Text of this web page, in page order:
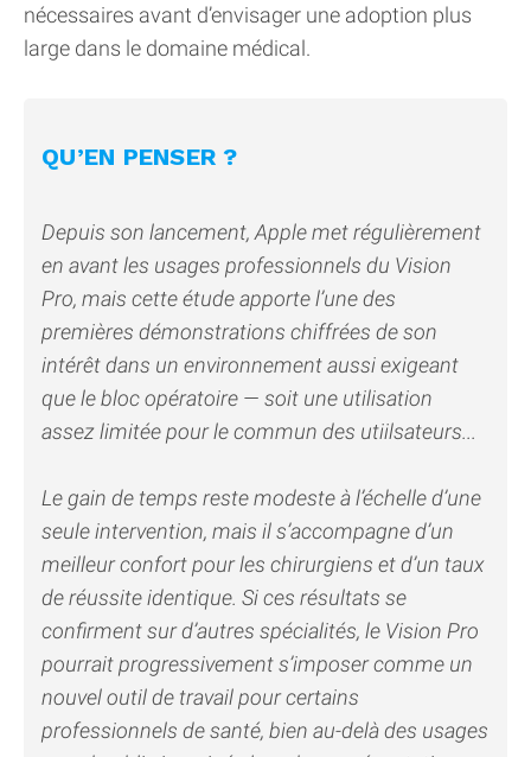
nécessaires avant d’envisager une adoption plus
large dans le domaine médical.
QU’EN PENSER ?
Depuis son lancement, Apple met régulièrement
en avant les usages professionnels du Vision
Pro, mais cette étude apporte l’une des
premières démonstrations chiffrées de son
intérêt dans un environnement aussi exigeant
que le bloc opératoire — soit une utilisation
assez limitée pour le commun des utiilsateurs...
Le gain de temps reste modeste à l’échelle d’une
seule intervention, mais il s’accompagne d’un
meilleur confort pour les chirurgiens et d’un taux
de réussite identique. Si ces résultats se
confirment sur d’autres spécialités, le Vision Pro
pourrait progressivement s’imposer comme un
nouvel outil de travail pour certains
professionnels de santé, bien au-delà des usages